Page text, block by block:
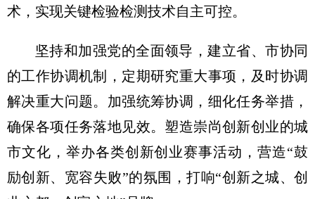
术，实现关键检验检测技术自主可控。
坚持和加强党的全面领导，建立省、市协同
的工作协调机制，定期研究重大事项，及时协调
解决重大问题。加强统筹协调，细化任务举措，
确保各项任务落地见效。塑造崇尚创新创业的城
市文化，举办各类创新创业赛事活动，营造“鼓
励创新、宽容失败”的氛围，打响“创新之城、创